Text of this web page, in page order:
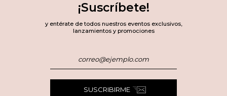
¡Suscríbete!
y entérate de todos nuestros eventos exclusivos,
lanzamientos y promociones
SUSCRIBIRME